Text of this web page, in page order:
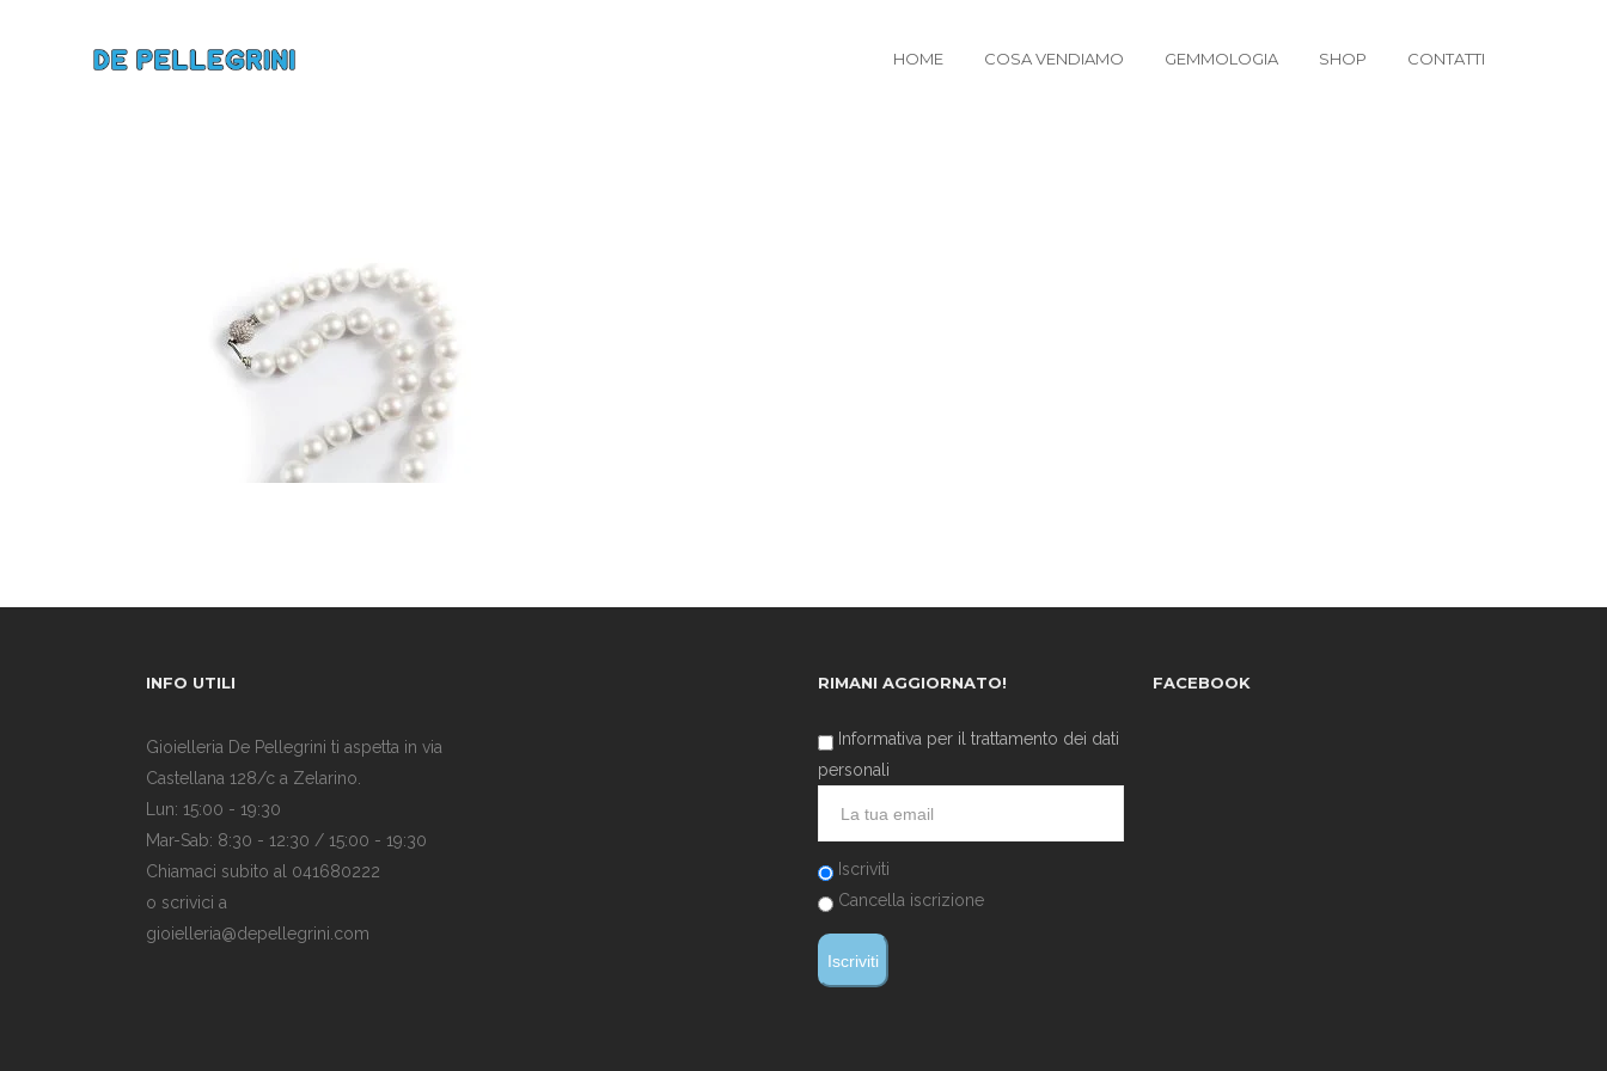
HOME COSA VENDIAMO GEMMOLOGIA SHOP CONTATTI
INFO UTILI
Gioielleria De Pellegrini ti aspetta in via
Castellana 128/c a Zelarino.
Lun: 15:00 - 19:30
Mar-Sab: 8:30 - 12:30 / 15:00 - 19:30
Chiamaci subito al 041680222
o scrivici a
gioielleria@depellegrini.com
RIMANI AGGIORNATO!
Informativa per il trattamento dei dati
personali
Iscriviti
Cancella iscrizione
FACEBOOK